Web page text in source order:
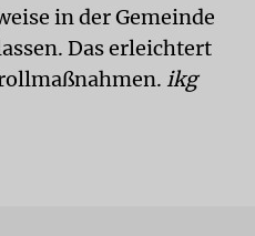
in der Gemeinde
Das erleichtert
ikg